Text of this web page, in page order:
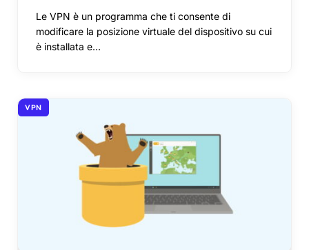
Le VPN è un programma che ti consente di
modificare la posizione virtuale del dispositivo su cui
è installata e…
VPN